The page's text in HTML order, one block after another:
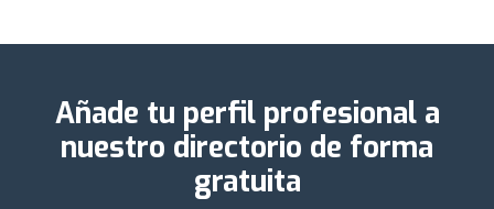
Añade tu perfil profesional a
nuestro directorio de forma
gratuita